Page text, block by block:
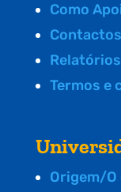
Como
Contactos
Relatórios
Termos e
Origem/O